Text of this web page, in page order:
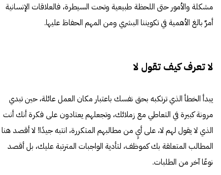
مشكلة والأمور حتى اللحظة طبيعية وتحت السيطرة، فالعلاقات الإنسانية
أمرٌ بالغ الأهمية في تكويننا البشري ومن المهم الحفاظ عليها.
لا تعرف كيف تقول لا
يبدأ الخطأ الذي ترتكبه بحق نفسك باعتبار مكان العمل عائلة، حين تبدي
مرونة كبيرة في التعاطي مع زملائك، وتجعلهم يعتادون على فكرة أنك أنت
الذي لا يقول لهم لا، على أيٍ من مطالبهم المتكررة، انتبه جيدًا! لا أقصد هنا
المطالب المتعلقة بك كموظف، لتأدية الواجبات المترتبة عليك، بل أقصد
نوعًا آخر من الطلبات.